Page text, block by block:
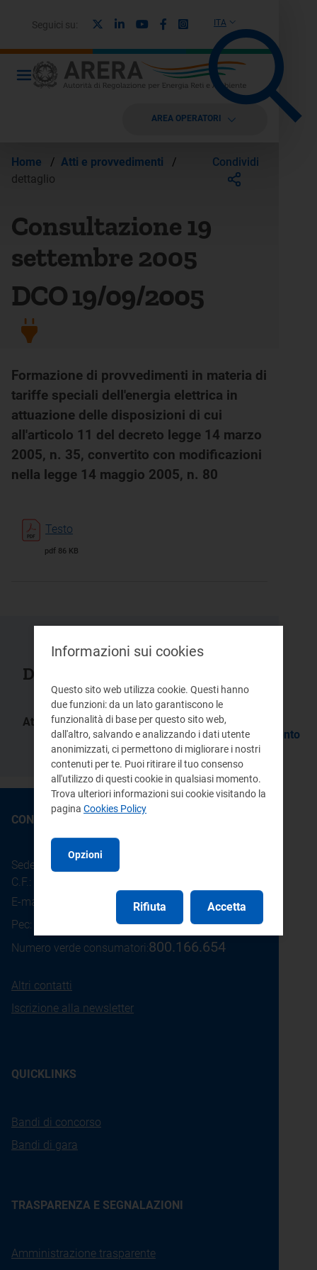
ITA
Seguici su: LinkedinYoutubeFacebook
Instagram
AREA OPERATORI
Home / Atti e provvedimenti
/
dettaglio
Condividi
Consultazione 19
settembre 2005
DCO 19/09/2005
Formazione di provvedimenti in materia di
tariffe speciali dell'energia elettrica in
attuazione delle disposizioni di cui
all'articolo 11 del decreto legge 14 marzo
2005, n. 35, convertito con modificazioni
nella legge 14 maggio 2005, n. 80
Testo
pdf 86 KB
Documenti collegati
Atti:
Delibera/Provvedimento
217/05
Delibera/Provvedimento
94/05
CONTATTI
Sede legale: Piazza Cavour 5 - 20121 - Milano
C.F.: 97190020152
E-mail:
Pec:
protocollo@pec.arera.it
Numero verde consumatori:800.166.654
Altri contatti
Iscrizione alla newsletter
QUICKLINKS
Bandi di concorso
Bandi di gara
TRASPARENZA E SEGNALAZIONI
Amministrazione trasparente
Informazioni sui cookies
Questo sito web utilizza cookie. Questi hanno
due funzioni: da un lato garantiscono le
funzionalità di base per questo sito web,
dall'altro, salvando e analizzando i dati utente
anonimizzati, ci permettono di migliorare i nostri
contenuti per te. Puoi ritirare il tuo consenso
all'utilizzo di questi cookie in qualsiasi momento.
Trova ulteriori informazioni sui cookie visitando la
pagina Cookies Policy
Opzioni
Rifiuta Accetta